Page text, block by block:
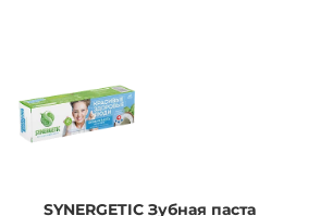
SYNERGETIC Зубная паста